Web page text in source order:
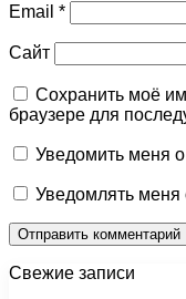
Email *
Сайт
Сохранить моё
браузере для
Уведомить меня
Уведомлять меня
Свежие записи